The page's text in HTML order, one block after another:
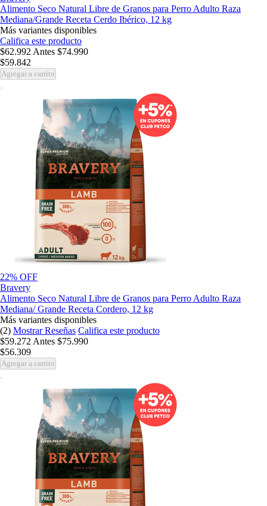
Alimento Seco Natural Libre de Granos para Perro Adulto Raza
Mediana/Grande Receta Cerdo Ibérico, 12 kg
Más variantes disponibles
Califica este producto
$62.992 Antes $74.990
$59.842
Agregar a carrito
22% OFF
Bravery
Alimento Seco Natural Libre de Granos para Perro Adulto Raza
Mediana/ Grande Receta Cordero, 12 kg
Más variantes disponibles
(2) Mostrar Reseñas Califica este producto
$59.272 Antes $75.990
$56.309
Agregar a carrito